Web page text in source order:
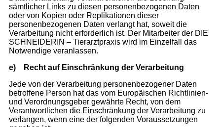
sämtlicher Links zu diesen personenbezogenen Daten
oder von Kopien oder Replikationen dieser
personenbezogenen Daten verlangt hat, soweit die
Verarbeitung nicht erforderlich ist. Der Mitarbeiter der DIE
SCHNEIDERIN – Tierarztpraxis wird im Einzelfall das
Notwendige veranlassen.
e)
Recht auf Einschränkung der Verarbeitung
Jede von der Verarbeitung personenbezogener Daten
betroffene Person hat das vom Europäischen Richtlinien-
und Verordnungsgeber gewährte Recht, von dem
Verantwortlichen die Einschränkung der Verarbeitung zu
verlangen, wenn eine der folgenden Voraussetzungen